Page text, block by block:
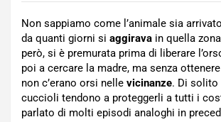
Non sappiamo come l’animale sia
da quanti giorni si aggirava in quella
però, si è premurata prima di liberare
poi a cercare la madre, ma senza
non c’erano orsi nelle vicinanze. Di solito
cuccioli tendono a proteggerli a tutti i
parlato di molti episodi analoghi in